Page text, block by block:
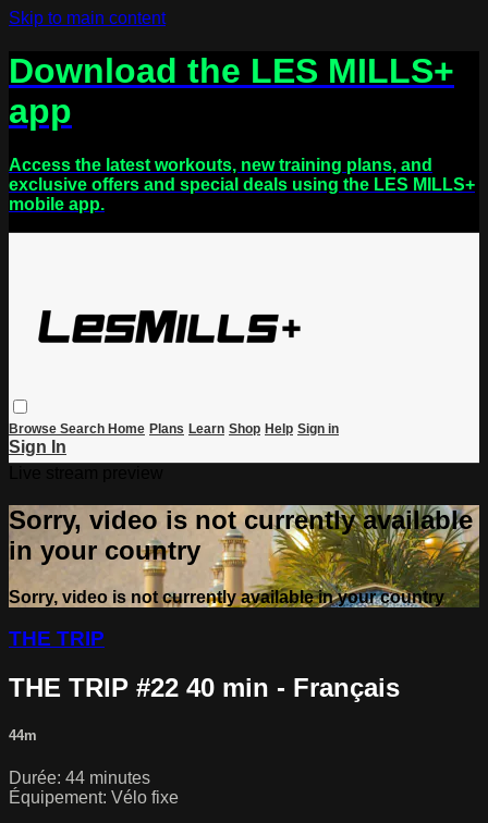
Skip to main content
Download the LES MILLS+
app
Access the latest workouts, new training plans, and
exclusive offers and special deals using the LES MILLS+
mobile app.
Browse Search Home Plans Learn Shop Help Sign in
Sign In
Sorry, video is not currently available
in your country
Sorry, video is not currently available in your country
THE TRIP
THE TRIP #22 40 min - Français
44m
Durée: 44 minutes
Équipement: Vélo fixe